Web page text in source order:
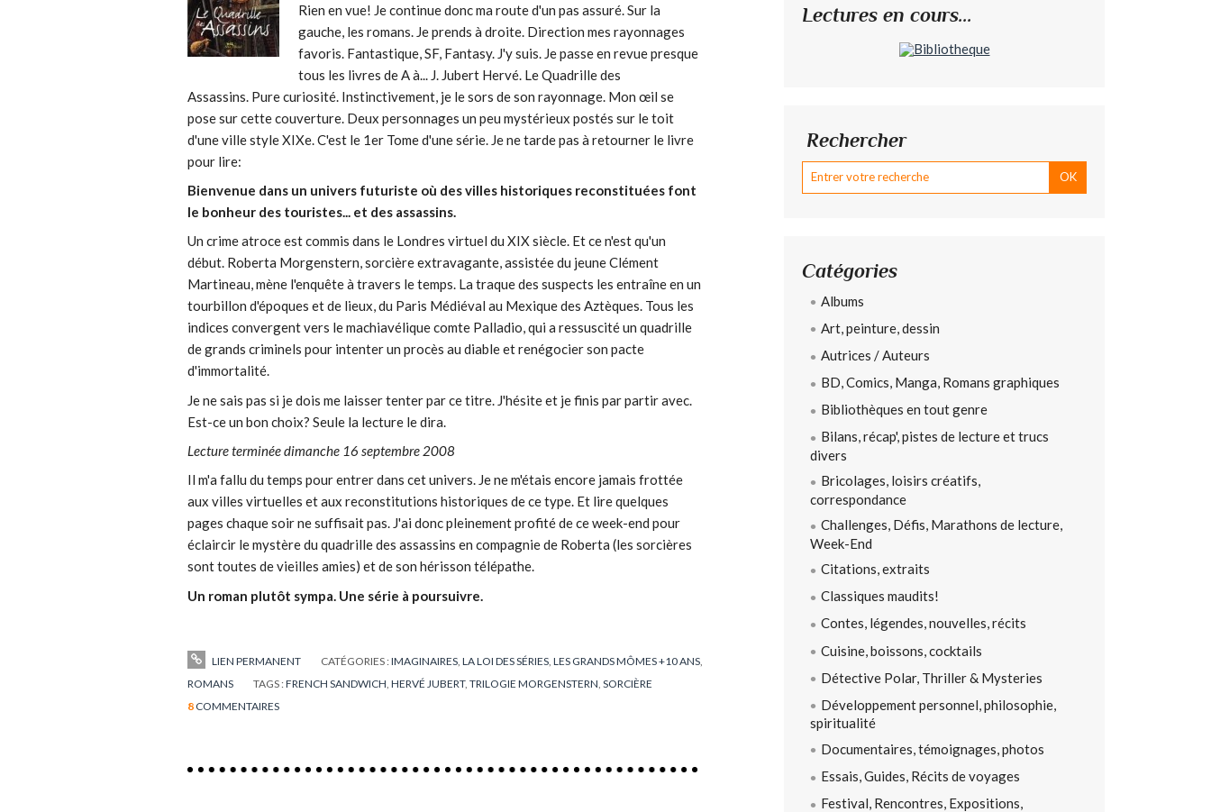
Rien en vue! Je continue donc ma route d'un pas assuré. Sur la
gauche, les romans. Je prends à droite. Direction mes rayonnages
favoris. Fantastique, SF, Fantasy. J'y suis. Je passe en revue presque
tous les livres de A à... J. Jubert Hervé. Le Quadrille des
Assassins. Pure curiosité. Instinctivement, je le sors de son rayonnage. Mon œil se
pose sur cette couverture. Deux personnages un peu mystérieux postés sur le toit
d'une ville style XIXe. C'est le 1er Tome d'une série. Je ne tarde pas à retourner le livre
pour lire:
Bienvenue dans un univers futuriste où des villes historiques reconstituées font
le bonheur des touristes... et des assassins.
Un crime atroce est commis dans le Londres virtuel du XIX siècle. Et ce n'est qu'un
début. Roberta Morgenstern, sorcière extravagante, assistée du jeune Clément
Martineau, mène l'enquête à travers le temps. La traque des suspects les entraîne en un
tourbillon d'époques et de lieux, du Paris Médiéval au Mexique des Aztèques. Tous les
indices convergent vers le machiavélique comte Palladio, qui a ressuscité un quadrille
de grands criminels pour intenter un procès au diable et renégocier son pacte
d'immortalité.
Je ne sais pas si je dois me laisser tenter par ce titre. J'hésite et je finis par partir avec.
Est-ce un bon choix? Seule la lecture le dira.
Lecture terminée dimanche 16 septembre 2008
Il m'a fallu du temps pour entrer dans cet univers. Je ne m'étais encore jamais frottée
aux villes virtuelles et aux reconstitutions historiques de ce type. Et lire quelques
pages chaque soir ne suffisait pas. J'ai donc pleinement profité de ce week-end pour
éclaircir le mystère du quadrille des assassins en compagnie de Roberta (les sorcières
sont toutes de vieilles amies) et de son hérisson télépathe.
Un roman plutôt sympa. Une série à poursuivre.
LIEN PERMANENT CATÉGORIES :IMAGINAIRES LA LOI DES SÉRIES LES GRANDS MÔMES +10 ANS
ROMANS
TAGS :FRENCH SANDWICH HERVÉ JUBERT, TRILOGIE MORGENSTERN SORCIÈRE
8 COMMENTAIRES
Lectures en cours...
Rechercher
Catégories
Albums
Art, peinture, dessin
Autrices / Auteurs
BD, Comics, Manga, Romans graphiques
Bibliothèques en tout genre
Bilans, récap', pistes de lecture et trucs
divers
Bricolages, loisirs créatifs,
correspondance
Challenges, Défis, Marathons de lecture,
Week-End
Citations, extraits
Classiques maudits!
Contes, légendes, nouvelles, récits
Cuisine, boissons, cocktails
Détective Polar, Thriller & Mysteries
Développement personnel, philosophie,
spiritualité
Documentaires, témoignages, photos
Essais, Guides, Récits de voyages
Festival, Rencontres, Expositions,